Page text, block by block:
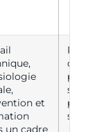
et
un cadre